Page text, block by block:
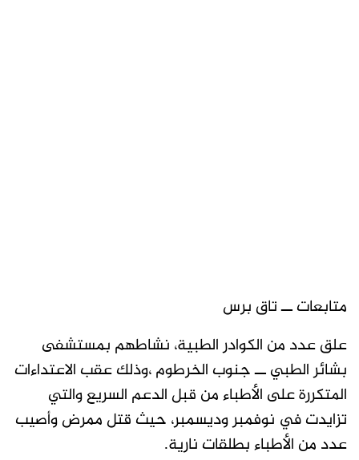
متابعات ــ تاق برس
علق عدد من الكوادر الطبية، نشاطهم بمستشفى
بشائر الطبي ــ جنوب الخرطوم ،وذلك عقب الاعتداءات
المتكررة على الأطباء من قبل الدعم السريع والتي
تزايدت في نوفمبر وديسمبر، حيث قتل ممرض وأصيب
عدد من الأطباء بطلقات نارية.